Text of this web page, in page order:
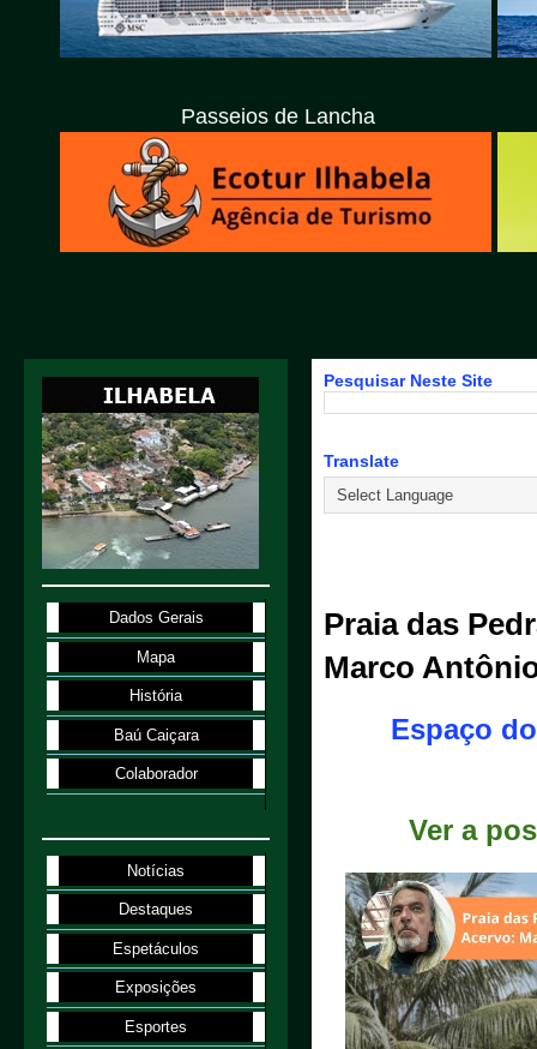
Passeios de Lancha
Pesquisar Neste Site
Translate
Praia das
Marco
Espaço
Ver a
Dados Gerais
Mapa
História
Baú Caiçara
Colaborador
Notícias
Destaques
Espetáculos
Exposições
Esportes